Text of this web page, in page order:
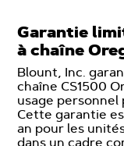
Garantie
à chaîne
Blount, Inc.
chaîne CS1500
usage personnel
Cette garantie
an pour les
dans un cadre